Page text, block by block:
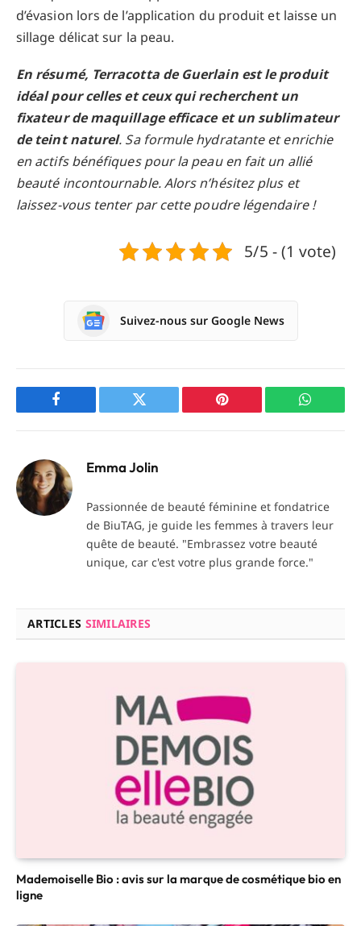
d’évasion lors de l’application du produit et laisse un
sillage délicat sur la peau.
En résumé, Terracotta de Guerlain est le produit
idéal pour celles et ceux qui recherchent un
fixateur de maquillage efficace et un sublimateur
de teint naturel. Sa formule hydratante et enrichie
en actifs bénéfiques pour la peau en fait un allié
beauté incontournable. Alors n’hésitez plus et
laissez-vous tenter par cette poudre légendaire !
5/5 - (1 vote)
Suivez-nous sur Google News
Facebook Twitter Pinterest
Emma Jolin
Passionnée de beauté féminine et fondatrice
de BiuTAG, je guide les femmes à travers leur
quête de beauté. "Embrassez votre beauté
unique, car c'est votre plus grande force."
ARTICLES SIMILAIRES
Mademoiselle Bio : avis sur la marque de cosmétique bio en
ligne